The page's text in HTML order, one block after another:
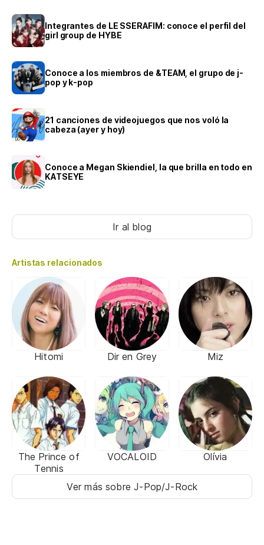
Integrantes de LE SSERAFIM: conoce el perfil del
girl group de HYBE
Conoce a los miembros de &TEAM, el grupo de j-
pop y k-pop
21 canciones de videojuegos que nos voló la
cabeza (ayer y hoy)
Conoce a Megan Skiendiel, la que brilla en todo en
KATSEYE
Ir al blog
Artistas relacionados
Hitomi Dir en Grey Miz
The Prince of
Tennis
VOCALOID Olívia
Ver más sobre J-Pop/J-Rock